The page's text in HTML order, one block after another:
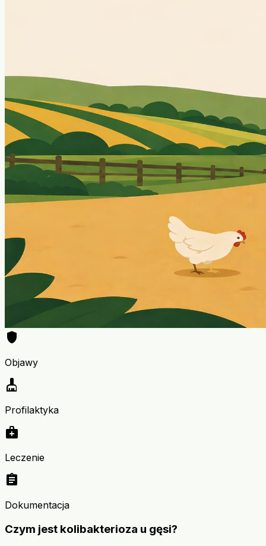
shield
Objawy
cleaning_services
Profilaktyka
medical_services
Leczenie
assignment
Dokumentacja
Czym jest kolibakterioza u gęsi?